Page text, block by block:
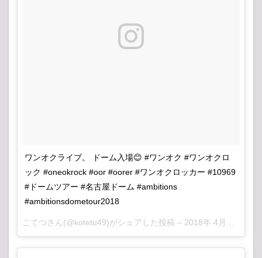
ワンオクライブ。 ドーム入場😊 #ワンオク #ワンオクロ
ック #oneokrock #oor #oorer #ワンオクロッカー #10969
#ドームツアー #名古屋ドーム #ambitions
#ambitionsdometour2018
こてつさん(@kotetu49)がシェアした投稿 – 2018年 4月月14日午前1時20分PDT